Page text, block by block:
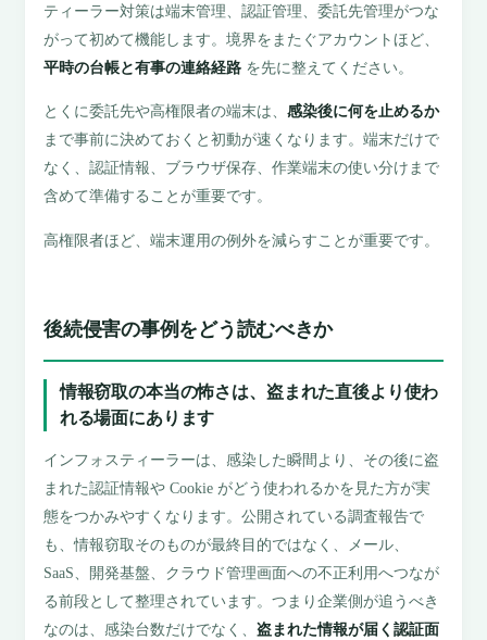
ティーラー対策は端末管理、認証管理、委託先管理がつな
がって初めて機能します。境界をまたぐアカウントほど、
平時の台帳と有事の連絡経路 を先に整えてください。
とくに委託先や高権限者の端末は、感染後に何を止めるか
まで事前に決めておくと初動が速くなります。端末だけで
なく、認証情報、ブラウザ保存、作業端末の使い分けまで
含めて準備することが重要です。
高権限者ほど、端末運用の例外を減らすことが重要です。
後続侵害の事例をどう読むべきか
情報窃取の本当の怖さは、盗まれた直後より使わ
れる場面にあります
インフォスティーラーは、感染した瞬間より、その後に盗
まれた認証情報や Cookie がどう使われるかを見た方が実
態をつかみやすくなります。公開されている調査報告で
も、情報窃取そのものが最終目的ではなく、メール、
SaaS、開発基盤、クラウド管理画面への不正利用へつなが
る前段として整理されています。つまり企業側が追うべき
なのは、感染台数だけでなく、盗まれた情報が届く認証面